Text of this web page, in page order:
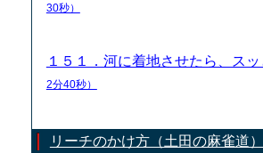
30秒）
１５１．河に着地させたら、ス
2分40秒）
リーチのかけ方（土田の麻雀道）